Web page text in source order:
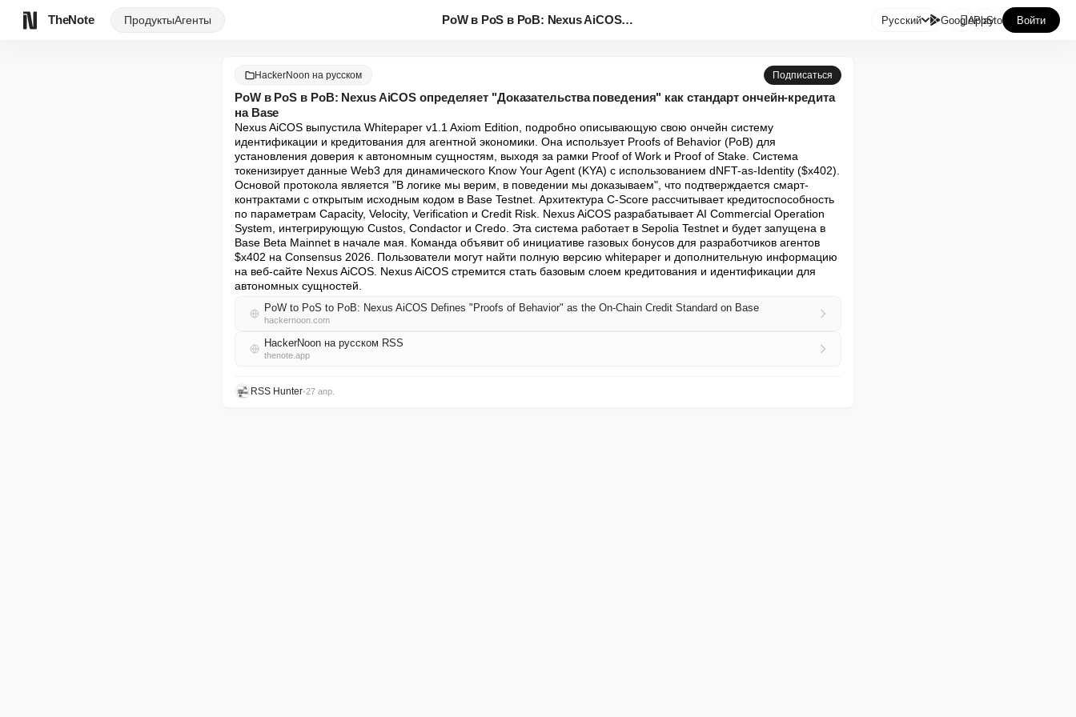
TheNote ПродуктыАгенты PoW в PoS в PoB: Nexus AiCOS о... Русский GooglePlay
AppStore Войти
HackerNoon на русском Подписаться
PoW в PoS в PoB: Nexus AiCOS определяет "Доказательства поведения" как стандарт ончейн-кредита
на Base
Nexus AiCOS выпустила Whitepaper v1.1 Axiom Edition, подробно описывающую свою ончейн систему
идентификации и кредитования для агентной экономики. Она использует Proofs of Behavior (PoB) для
установления доверия к автономным сущностям, выходя за рамки Proof of Work и Proof of Stake. Система
токенизирует данные Web3 для динамического Know Your Agent (KYA) с использованием dNFT-as-Identity ($x402).
Основой протокола является "В логике мы верим, в поведении мы доказываем", что подтверждается смарт-
контрактами с открытым исходным кодом в Base Testnet. Архитектура C-Score рассчитывает кредитоспособность
по параметрам Capacity, Velocity, Verification и Credit Risk. Nexus AiCOS разрабатывает AI Commercial Operation
System, интегрирующую Custos, Condactor и Credo. Эта система работает в Sepolia Testnet и будет запущена в
Base Beta Mainnet в начале мая. Команда объявит об инициативе газовых бонусов для разработчиков агентов
$x402 на Consensus 2026. Пользователи могут найти полную версию whitepaper и дополнительную информацию
на веб-сайте Nexus AiCOS. Nexus AiCOS стремится стать базовым слоем кредитования и идентификации для
автономных сущностей.
PoW to PoS to PoB: Nexus AiCOS Defines "Proofs of Behavior" as the On-Chain Credit Standard on Base
hackernoon.com
HackerNoon на русском RSS
thenote.app
RSS Hunter•27 апр.